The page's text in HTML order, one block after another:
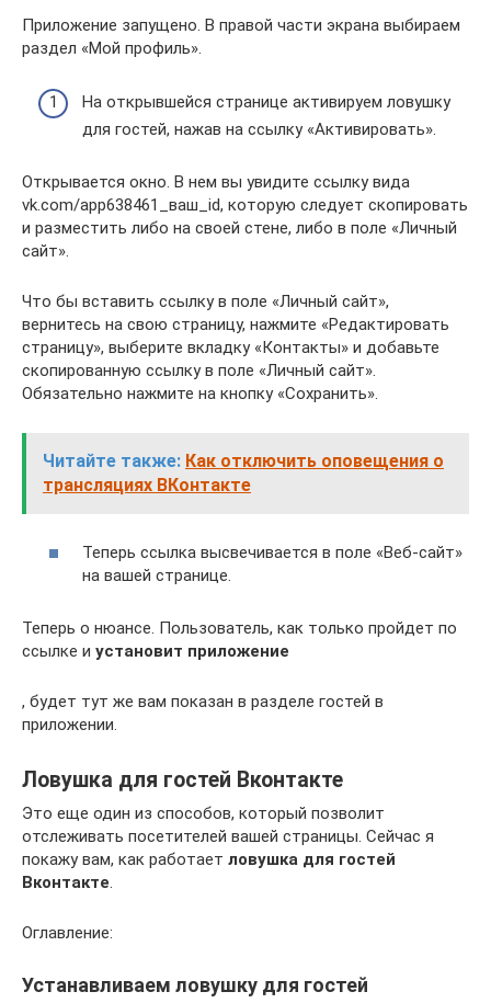
Приложение запущено. В правой части экрана выбираем
раздел «Мой профиль».
На открывшейся странице активируем ловушку
для гостей, нажав на ссылку «Активировать».
Открывается окно. В нем вы увидите ссылку вида
vk.com/app638461_ваш_id, которую следует скопировать
и разместить либо на своей стене, либо в поле «Личный
сайт».
Что бы вставить ссылку в поле «Личный сайт»,
вернитесь на свою страницу, нажмите «Редактировать
страницу», выберите вкладку «Контакты» и добавьте
скопированную ссылку в поле «Личный сайт».
Обязательно нажмите на кнопку «Сохранить».
Читайте также: Как отключить оповещения о
трансляциях ВКонтакте
Теперь ссылка высвечивается в поле «Веб-сайт»
на вашей странице.
Теперь о нюансе. Пользователь, как только пройдет по
ссылке и установит приложение
, будет тут же вам показан в разделе гостей в
приложении.
Ловушка для гостей Вконтакте
Это еще один из способов, который позволит
отслеживать посетителей вашей страницы. Сейчас я
покажу вам, как работает ловушка для гостей
Вконтакте.
Оглавление:
Устанавливаем ловушку для гостей